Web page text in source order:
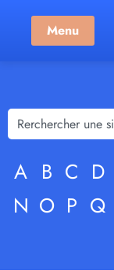
Menu
A B C D
N O P Q